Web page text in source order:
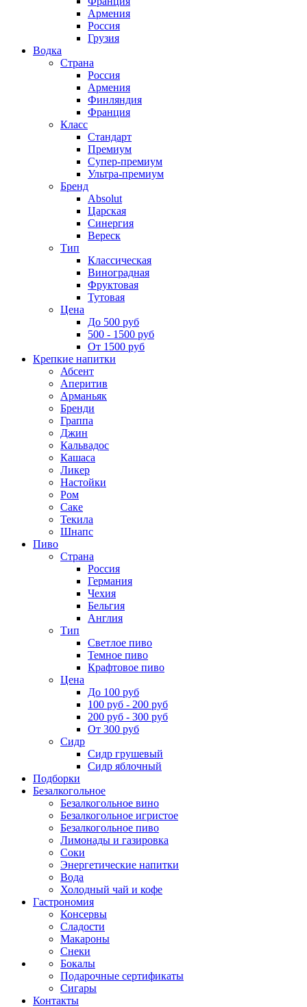
Армения
Россия
Грузия
Водка
Страна
Россия
Армения
Финляндия
Франция
Класс
Стандарт
Премиум
Супер-премиум
Ультра-премиум
Бренд
Absolut
Царская
Синергия
Вереск
Тип
Классическая
Виноградная
Фруктовая
Тутовая
Цена
До 500 руб
500 - 1500 руб
От 1500 руб
Крепкие напитки
Абсент
Аперитив
Арманьяк
Бренди
Граппа
Джин
Кальвадос
Кашаса
Ликер
Настойки
Ром
Саке
Текила
Шнапс
Пиво
Страна
Россия
Германия
Чехия
Бельгия
Англия
Тип
Светлое пиво
Темное пиво
Крафтовое пиво
Цена
До 100 руб
100 руб - 200 руб
200 руб - 300 руб
От 300 руб
Сидр
Сидр грушевый
Сидр яблочный
Подборки
Безалкогольное
Безалкогольное вино
Безалкогольное игристое
Безалкогольное пиво
Лимонады и газировка
Соки
Энергетические напитки
Вода
Холодный чай и кофе
Гастрономия
Консервы
Сладости
Макароны
Снеки
Бокалы
Подарочные сертификаты
Сигары
Контакты